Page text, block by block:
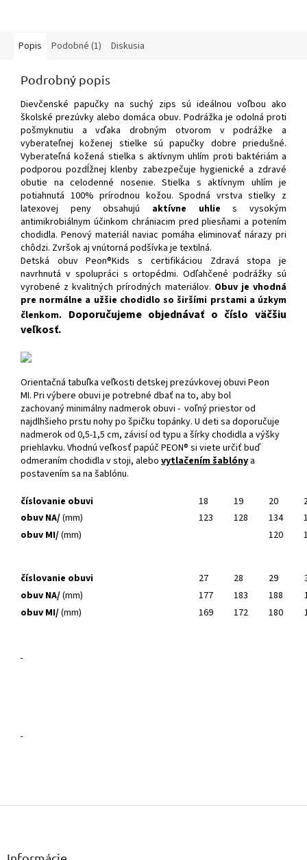
Popis Podobné (1) Diskusia
Podrobný popis
Dievčenské papučky na suchý zips sú ideálnou voľbou ako
školské prezúvky alebo domáca obuv. Podrážka je odolná proti
pošmyknutiu a vďaka drobným otvorom v podrážke a
vyberateľnej koženej stielke sú papučky dobre priedušné.
Vyberateľná kožená stielka s aktívnym uhlím proti baktériám a
podporou pozdĺžnej klenby zabezpečuje hygienické a zdravé
obutie na celodenné nosenie. Stielka s aktívnym uhlím je
potiahnutá 100% prírodnou kožou.Spodná vrstva stielky z
latexovej peny obsahujú aktívne uhlie s vysokým
antimikrobiálnym účinkom chrániacim pred pliesňami a potením
chodidla. Penový materiál naviac pomáha eliminovať nárazy pri
chôdzi. Zvršok aj vnútorná podšívka je textilná.
Detská obuv Peon®Kids s certifikáciou Zdravá stopa je
navrhnutá v spolupráci s ortopédmi. Odľahčené podrážky sú
vyrobené z kvalitných prírodných materiálov. Obuv je vhodná
pre normálne a užšie chodidlo so širšími prstami a úzkym
členkom. Doporučujeme objednávať o číslo väčšiu
veľkosť.
Orientačná tabuľka veľkosti detskej prezúvkovej obuvi Peon
MI. Pri výbere obuvi je potrebné dbať na to, aby bol
zachovaný minimálny nadmerok obuvi - voľný priestor od
najdlhšieho prstu nohy po špičku topánky. U deti sa doporučuje
nadmerok od 0,5-1,5 cm, závisí od typu a šírky chodidla a výšky
priehlavku. Vhodnú veľkosť papúč PEON® si viete určiť buď
odmeraním chodidla v stoji, alebo vytlačením šablóny a
postavením sa na šablónu.
číslovanie obuvi
18 19 20
obuv NA/(mm) 123 128 134
obuv MI/(mm) 120
číslovanie obuvi 27 28 29
obuv NA/(mm) 177 183 188
obuv MI/(mm) 169 172 180
Z